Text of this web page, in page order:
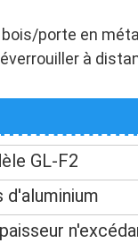
porte en
à
GL-F2
d'aluminium